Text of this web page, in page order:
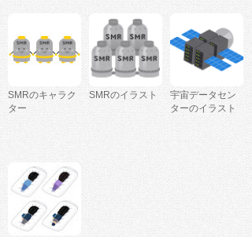
SMRのキャラク
ター
SMRのイラスト
宇宙データセン
ターのイラスト